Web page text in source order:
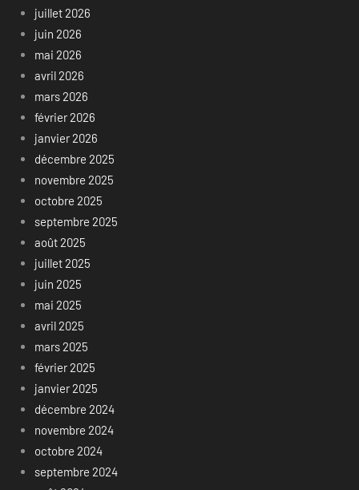
juillet 2026
juin 2026
mai 2026
avril 2026
mars 2026
février 2026
janvier 2026
décembre 2025
novembre 2025
octobre 2025
septembre 2025
août 2025
juillet 2025
juin 2025
mai 2025
avril 2025
mars 2025
février 2025
janvier 2025
décembre 2024
novembre 2024
octobre 2024
septembre 2024